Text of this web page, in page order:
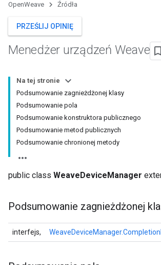
OpenWeave Źródła
PRZEŚLIJ OPINIĘ
Menedżer urządzeń Weave
Na tej stronie
Podsumowanie zagnieżdżonej klasy
Podsumowanie pola
Podsumowanie konstruktora publicznego
Podsumowanie metod publicznych
Podsumowanie chronionej metody
public class WeaveDeviceManager
Podsumowanie zagnieżdżonej
interfejs,